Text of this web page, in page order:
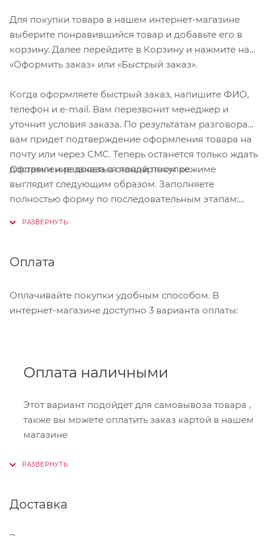
Предназначен
для работы с хладагентом R134a.
Изготовлен из резины. Рабочее давление
(41.37 bar).
Критический уровень давления:
Длина шланга
Шланг обеспечивает эффективную
транспортировку хладагента и имеет большой срок
службы.
Для покупки товара в нашем интернет-магазине
выберите понравившийся товар и добавьте его в
корзину. Далее перейдите в Корзину и нажмите на
«Оформить заказ» или «Быстрый заказ».
Когда оформляете быстрый заказ, напишите ФИО,
телефон и e-mail. Вам перезвонит менеджер и
уточнит условия заказа. По результатам разговора
вам придет подтверждение оформления товара на
почту или через СМС. Теперь останется только ждать
доставки и радоваться новой покупке.
Оформление заказа в стандартном режиме
выглядит следующим образом. Заполняете
полностью форму по последовательным этапам:
Нажмите кнопку «Оформить заказ».
Оплата
Оплачивайте покупки удобным способом. В
интернет-магазине доступно 3 варианта оплаты:
Оплата наличными
Этот вариант подойдет для самовывоза товара ,
также вы можете оплатить заказ картой в нашем
магазине
Онлайн-оплата
При оформлении заказа в корзине вы можете
Доставка